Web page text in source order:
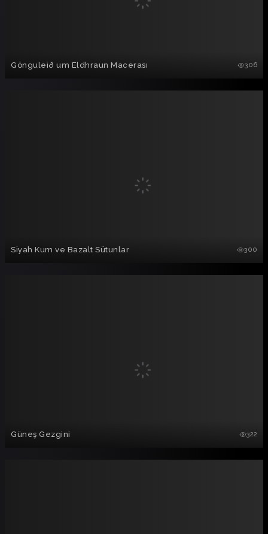
Gönguleið um Eldhraun Macerası 306
Siyah Kum ve Bazalt Sütunlar 300
Güneş Gezgini 322